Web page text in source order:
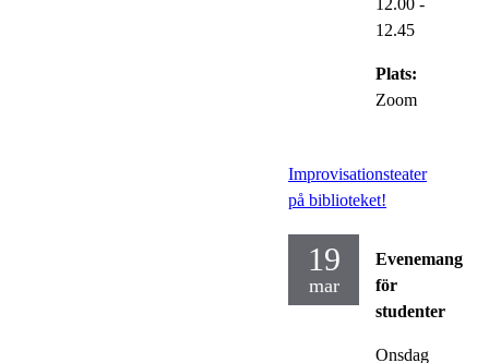
12.45
Plats:
Zoom
Improvisationsteater
på biblioteket!
19
mar
Evenemang
för
studenter
Onsdag